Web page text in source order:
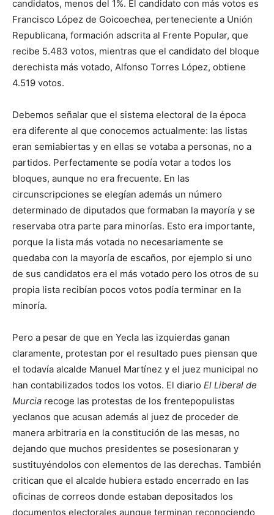
candidatos, menos del 1%. El candidato con más votos es
Francisco López de Goicoechea, perteneciente a Unión
Republicana, formación adscrita al Frente Popular, que
recibe 5.483 votos, mientras que el candidato del bloque
derechista más votado, Alfonso Torres López, obtiene
4.519 votos.
Debemos señalar que el sistema electoral de la época
era diferente al que conocemos actualmente: las listas
eran semiabiertas y en ellas se votaba a personas, no a
partidos. Perfectamente se podía votar a todos los
bloques, aunque no era frecuente. En las
circunscripciones se elegían además un número
determinado de diputados que formaban la mayoría y se
reservaba otra parte para minorías. Esto era importante,
porque la lista más votada no necesariamente se
quedaba con la mayoría de escaños, por ejemplo si uno
de sus candidatos era el más votado pero los otros de su
propia lista recibían pocos votos podía terminar en la
minoría.
Pero a pesar de que en Yecla las izquierdas ganan
claramente, protestan por el resultado pues piensan que
el todavía alcalde Manuel Martínez y el juez municipal no
han contabilizados todos los votos. El diario El Liberal de
Murcia recoge las protestas de los frentepopulistas
yeclanos que acusan además al juez de proceder de
manera arbitraria en la constitución de las mesas, no
dejando que muchos presidentes se posesionaran y
sustituyéndolos con elementos de las derechas. También
critican que el alcalde hubiera estado encerrado en las
oficinas de correos donde estaban depositados los
documentos electorales aunque terminan reconociendo